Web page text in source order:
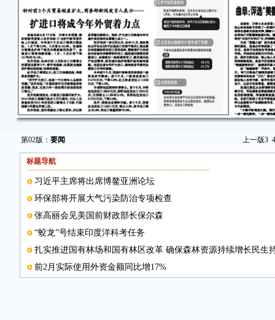
第02版： 要闻 上一版3 4
标题导航
习近平主席将出席博鳌亚洲论坛
环保部将开展大气污染防治专项检查
张高丽会见美国前财政部长保尔森
“蛟龙”号结束印度洋科考任务
扎实推进国有林场和国有林区改革 确保森林资源持续增长民生
前2月实际使用外资金额同比增17%